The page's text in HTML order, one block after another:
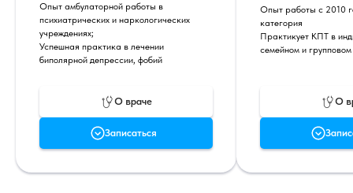
Опыт амбулаторной работы в
психиатрических и наркологических
учреждениях;
Успешная практика в лечении
биполярной депрессии, фобий
О враче
Записаться
Опыт работы с 2010
категория
Практикует КПТ в
семейном и
О